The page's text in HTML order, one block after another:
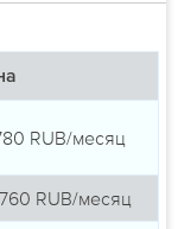
RUB/месяц
RUB/месяц